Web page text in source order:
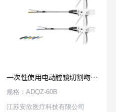
一次性使用电动腔镜切割吻合
器及组件
规格：ADQZ-60B
江苏安欣医疗科技有限公司